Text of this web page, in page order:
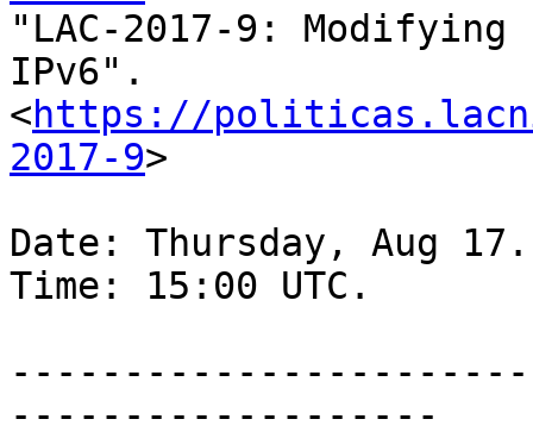
"LAC-2017-9:
IPv6".
<https://
2017-9>
Date: Thursday, Aug 17.
Time: 15:00 UTC.
-------------------